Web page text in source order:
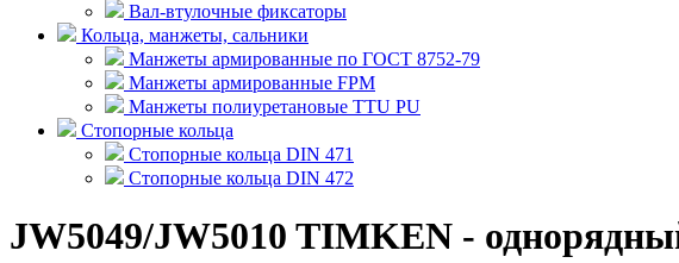
Вал-втулочные фиксаторы
Кольца, манжеты, сальники
Манжеты армированные по ГОСТ 8752-79
Манжеты армированные FPM
Манжеты полиуретановые TTU PU
Стопорные кольца
Стопорные кольца DIN 471
Стопорные кольца DIN 472
JW5049/JW5010 TIMKEN -